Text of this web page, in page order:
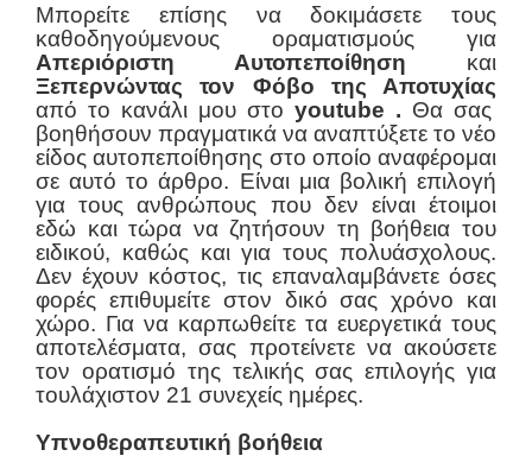
Μπορείτε επίσης να δοκιμάσετε τους
καθοδηγούμενους οραματισμούς για
Απεριόριστη Αυτοπεποίθηση και
Ξεπερνώντας τον Φόβο της Αποτυχίας
από το κανάλι μου στο youtube . Θα σας
βοηθήσουν πραγματικά να αναπτύξετε το νέο
είδος αυτοπεποίθησης στο οποίο αναφέρομαι
σε αυτό το άρθρο. Είναι μια βολική επιλογή
για τους ανθρώπους που δεν είναι έτοιμοι
εδώ και τώρα να ζητήσουν τη βοήθεια του
ειδικού, καθώς και για τους πολυάσχολους.
Δεν έχουν κόστος, τις επαναλαμβάνετε όσες
φορές επιθυμείτε στον δικό σας χρόνο και
χώρο. Για να καρπωθείτε τα ευεργετικά τους
αποτελέσματα, σας προτείνετε να ακούσετε
τον ορατισμό της τελικής σας επιλογής για
τουλάχιστον 21 συνεχείς ημέρες.
Υπνοθεραπευτική βοήθεια